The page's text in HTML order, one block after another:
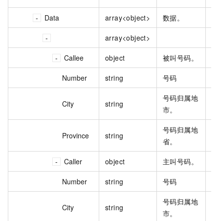
Data array<object> 数据。
array<object>
Callee object 被叫号码。
Number string 号码
City string
号码归属地
市。
Province string
号码归属地
省。
Caller object 主叫号码。
Number string 号码
City string
号码归属地
市。